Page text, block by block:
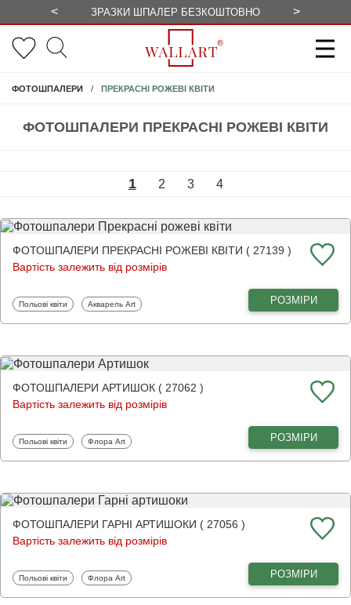
< ЗРАЗКИ ШПАЛЕР БЕЗКОШТОВНО >
ФОТОШПАЛЕРИ ПРЕКРАСНІ РОЖЕВІ КВІТИ
ФОТОШПАЛЕРИ ПРЕКРАСНІ РОЖЕВІ КВІТИ
1 2 3 4
ФОТОШПАЛЕРИ ПРЕКРАСНІ РОЖЕВІ КВІТИ ( 27139 )
Вартість залежить від розмірів
Фотошпалери
Польові квіти Фотошпалери
Акварель Art РОЗМІРИ
ФОТОШПАЛЕРИ АРТИШОК ( 27062 )
Вартість залежить від розмірів
Фотошпалери
Польові квіти Фотошпалери
Флора Art РОЗМІРИ
ФОТОШПАЛЕРИ ГАРНІ АРТИШОКИ ( 27056 )
Вартість залежить від розмірів
Фотошпалери
Польові квіти Фотошпалери
Флора Art РОЗМІРИ